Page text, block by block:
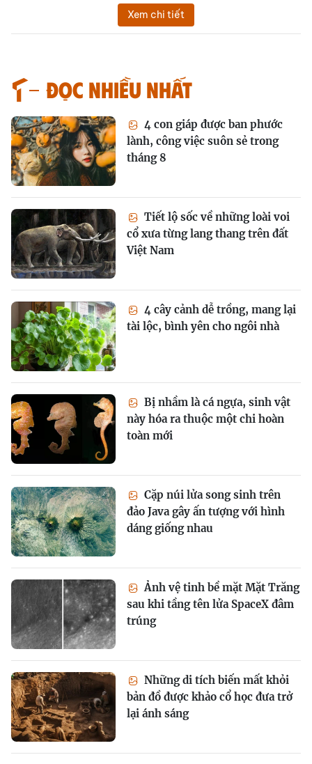
Xem chi tiết
Đọc nhiều nhất
4 con giáp được ban phước
lành, công việc suôn sẻ trong
tháng 8
Tiết lộ sốc về những loài voi
cổ xưa từng lang thang trên đất
Việt Nam
4 cây cảnh dễ trồng, mang lại
tài lộc, bình yên cho ngôi nhà
Bị nhầm là cá ngựa, sinh vật
này hóa ra thuộc một chi hoàn
toàn mới
Cặp núi lửa song sinh trên
đảo Java gây ấn tượng với hình
dáng giống nhau
Ảnh vệ tinh bề mặt Mặt Trăng
sau khi tầng tên lửa SpaceX đâm
trúng
Những di tích biến mất khỏi
bản đồ được khảo cổ học đưa trở
lại ánh sáng